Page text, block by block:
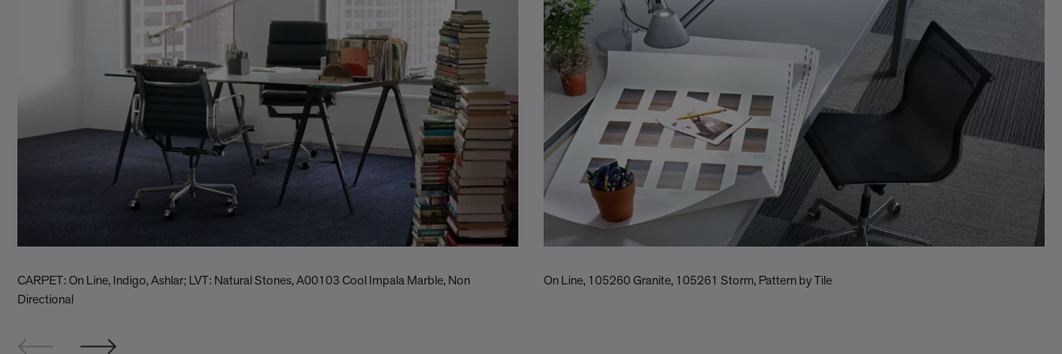
CARPET: On Line, Indigo, Ashlar; LVT: Natural Stones, A00103 Cool Impala Marble, Non
Directional
On Line, 105260 Granite, 105261 Storm, Pattern by Tile